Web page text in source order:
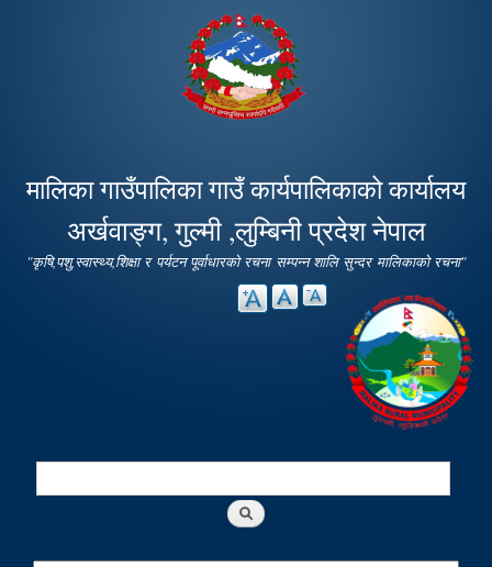
main
content
मालिका गाउँपालिका गाउँ कार्यपालिकाको कार्यालय
अर्खवाङ्ग, गुल्मी ,लुम्बिनी प्रदेश नेपाल
"कृषि,पशु,स्वास्थ्य,शिक्षा र पर्यटन पूर्वाधारको रचना सम्पन्न शालि सुन्दर मालिकाको रचना"
Search